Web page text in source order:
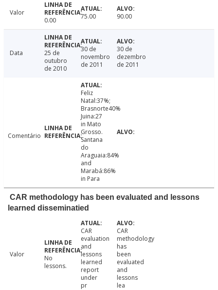
Valor
0.00
75.00 90.00
Data
25 de
outubro
de 2010
30 de
novembro
de 2011
30 de
dezembro
de 2011
Comentário
Feliz
Natal:37%;
Brasnorte40%
Juina:27
in Mato
Grosso.
Santana
do
Araguaia:84%
and
Marabá:86%
in Para
CAR methodology has been evaluated and lessons
learned disseminatied
Valor
No
lessons.
CAR
evaluation
and
lessons
learned
report
under
pr
CAR
methodology
has
been
evaluated
and
lessons
lea